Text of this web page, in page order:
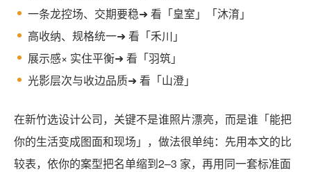
一条龙控场、交期要稳➜ 看「皇室」「沐淯」
高收纳、规格统一➜ 看「禾川」
展示感× 实住平衡➜ 看「羽筑」
光影层次与收边品质➜ 看「山澄」
在新竹选设计公司，关键不是谁照片漂亮，而是谁「能把
你的生活变成图面和现场」，做法很单纯：先用本文的比
较表，依你的案型把名单缩到2–3 家，再用同一套标准面